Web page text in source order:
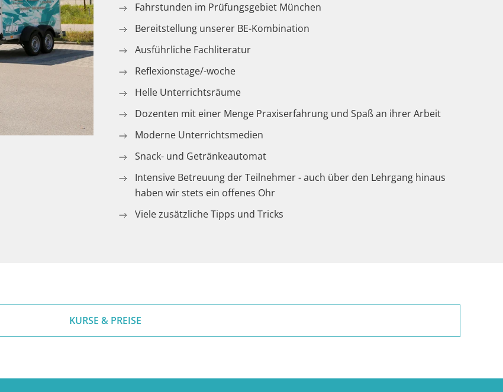
Fahrstunden im Prüfungsgebiet München
Bereitstellung unserer BE-Kombination
Ausführliche Fachliteratur
Reflexionstage/-woche
Helle Unterrichtsräume
Dozenten mit einer Menge Praxiserfahrung und Spaß an ihrer Arbeit
Moderne Unterrichtsmedien
Snack- und Getränkeautomat
Intensive Betreuung der Teilnehmer - auch über den Lehrgang hinaus
haben wir stets ein offenes Ohr
Viele zusätzliche Tipps und Tricks
KURSE & PREISE